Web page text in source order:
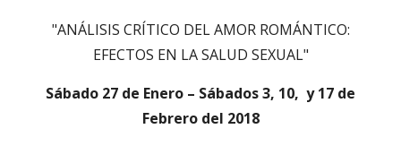
"ANÁLISIS CRÍTICO DEL AMOR ROMÁNTICO:
EFECTOS EN LA SALUD SEXUAL"
Sábado 27 de Enero – Sábados 3, 10, y 17 de
Febrero del 2018